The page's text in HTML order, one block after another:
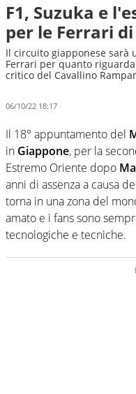
F1, Suzuka e
per le Ferrari di
Il circuito giapponese sarà
Ferrari per quanto
critico del Cavallino
06/10/22 18:17
Il 18° appuntamento del
in Giappone, per la
Estremo Oriente dopo
anni di assenza a causa
torna in una zona del
amato e i fans sono
tecnologiche e tecniche.